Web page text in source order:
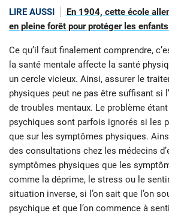
LIRE AUSSI
En 1904, cette école
en pleine forêt pour protéger les
Ce qu’il faut finalement comprendre,
la santé mentale affecte la santé
un cercle vicieux. Ainsi, assurer le
physiques peut ne pas être suffisant si
de troubles mentaux. Le problème
psychiques sont parfois ignorés si les
que sur les symptômes physiques.
des consultations chez les médecins
symptômes physiques que les
comme la déprime, le stress ou le
situation inverse, si l’on sait que l’on
psychique et que l’on commence à